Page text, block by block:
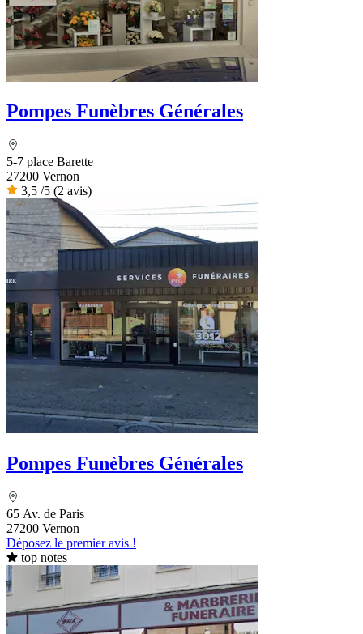
Pompes Funèbres Générales
5-7 place Barette
27200 Vernon
3,5 /5 (2 avis)
Pompes Funèbres Générales
65 Av. de Paris
27200 Vernon
Déposez le premier avis !
top notes